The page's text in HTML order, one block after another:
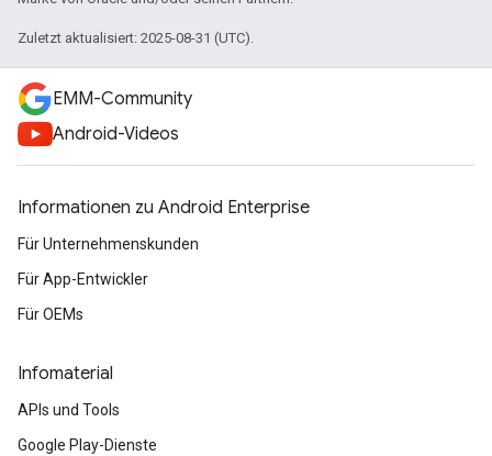
Zuletzt aktualisiert: 2025-08-31 (UTC).
EMM-Community
Android-Videos
Informationen zu Android Enterprise
Für Unternehmenskunden
Für App-Entwickler
Für OEMs
Infomaterial
APIs und Tools
Google Play-Dienste